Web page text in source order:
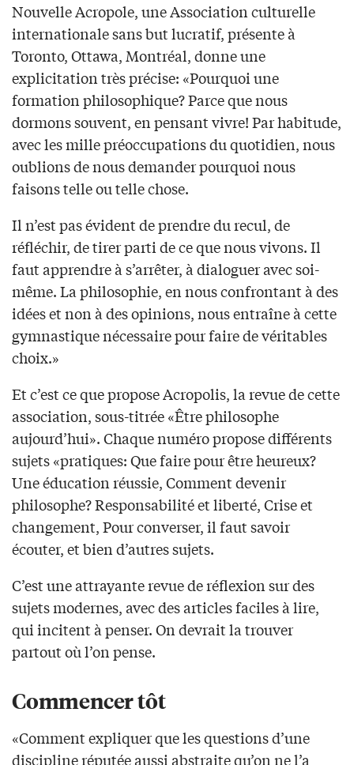
Nouvelle Acropole, une Association culturelle
internationale sans but lucratif, présente à
Toronto, Ottawa, Montréal, donne une
explicitation très précise: «Pourquoi une
formation philosophique? Parce que nous
dormons souvent, en pensant vivre! Par habitude,
avec les mille préoccupations du quotidien, nous
oublions de nous demander pourquoi nous
faisons telle ou telle chose.
Il n’est pas évident de prendre du recul, de
réfléchir, de tirer parti de ce que nous vivons. Il
faut apprendre à s’arrêter, à dialoguer avec soi-
même. La philosophie, en nous confrontant à des
idées et non à des opinions, nous entraîne à cette
gymnastique nécessaire pour faire de véritables
choix.»
Et c’est ce que propose Acropolis, la revue de cette
association, sous-titrée «Être philosophe
aujourd’hui». Chaque numéro propose différents
sujets «pratiques: Que faire pour être heureux?
Une éducation réussie, Comment devenir
philosophe? Responsabilité et liberté, Crise et
changement, Pour converser, il faut savoir
écouter, et bien d’autres sujets.
C’est une attrayante revue de réflexion sur des
sujets modernes, avec des articles faciles à lire,
qui incitent à penser. On devrait la trouver
partout où l’on pense.
Commencer tôt
«Comment expliquer que les questions d’une
discipline réputée aussi abstraite qu’on ne l’a